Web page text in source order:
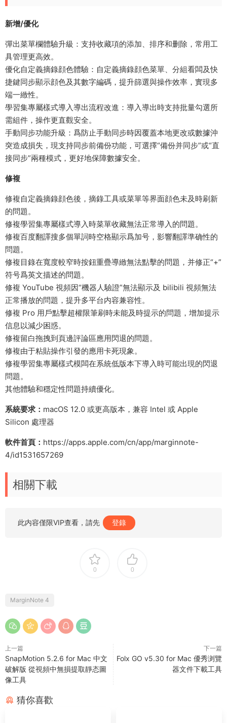
新增/優化
彈出菜單欄體驗升級：支持收藏項的添加、排序和删除，常用工
具管理更高效。
優化自定義摘錄顔色體驗：自定義摘錄顔色菜單、分組看闆及快
捷鍵同步顯示顔色及其數字編碼，提升篩選與操作效率，實現多
端一緻性。
學習集專屬樣式導入導出流程改進：導入導出時支持批量勾選所
需組件，操作更直觀安全。
手動同步功能升級：爲防止手動同步時因覆蓋本地更改或數據沖
突造成損失，現支持同步前備份功能，可選擇“備份并同步”或“直
接同步”兩種模式，更好地保障數據安全。
修複
修複自定義摘錄顔色後，摘錄工具或菜單等界面顔色未及時刷新
的問題。
修複學習集專屬樣式導入時菜單收藏無法正常導入的問題。
修複百度翻譯搜多個單詞時空格顯示爲加号，影響翻譯準确性的
問題。
修複目錄在寬度較窄時按鈕重疊導緻無法點擊的問題，并修正“+”
符号爲英文描述的問題。
修複 YouTube 視頻因“機器人驗證”無法顯示及 bilibili 視頻無法
正常播放的問題，提升多平台内容兼容性。
修複 Pro 用戶點擊超權限筆刷時未能及時提示的問題，增加提示
信息以減少困惑。
修複留白拖拽到頁邊評論區應用閃退的問題。
修複由于粘貼操作引發的應用卡死現象。
修複學習集專屬樣式模闆在系統低版本下導入時可能出現的閃退
問題。
其他體驗和穩定性問題持續優化。
系統要求： macOS 12.0 或更高版本，兼容 Intel 或 Apple
Silicon 處理器
軟件首頁： https://apps.apple.com/cn/app/marginnote-
4/id1531657269
相關下載
此内容僅限VIP查看，請先 登錄
0 0
MarginNote 4
上一篇
SnapMotion 5.2.6 for Mac 中文
破解版 從視頻中無損提取靜态圖
像工具
下一篇
Folx GO v5.30 for Mac 優秀浏覽
器文件下載工具
猜你喜歡